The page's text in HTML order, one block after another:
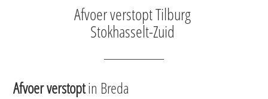
Afvoer verstopt Tilburg
Stokhasselt-Zuid
Afvoer verstoptin Breda